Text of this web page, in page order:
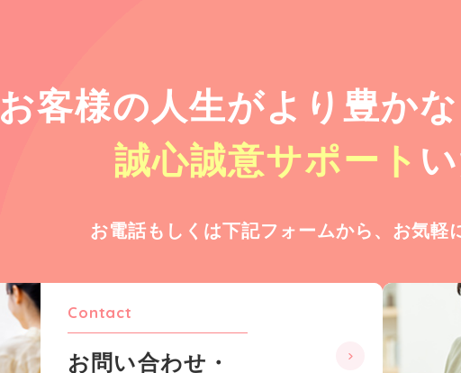
お客様の人生がより豊か
誠心誠意サポート
お電話もしくは下記フォームから、 お気軽
Contact
お問い合わせ・